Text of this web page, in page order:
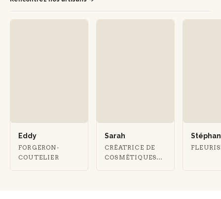
Eddy
FORGERON-
COUTELIER
Sarah
CRÉATRICE DE
COSMÉTIQUES